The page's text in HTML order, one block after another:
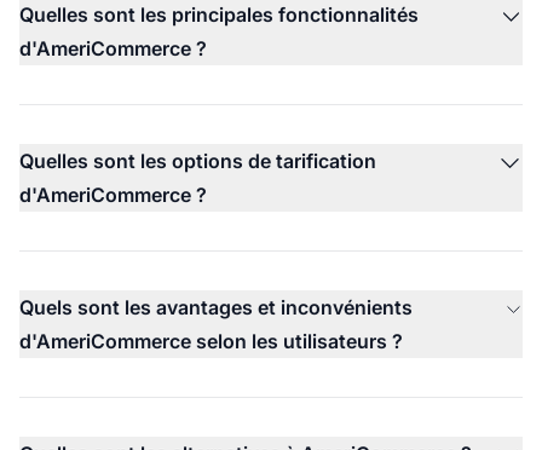
Quelles sont les principales fonctionnalités
d'AmeriCommerce ?
Quelles sont les options de tarification
d'AmeriCommerce ?
Quels sont les avantages et inconvénients
d'AmeriCommerce selon les utilisateurs ?